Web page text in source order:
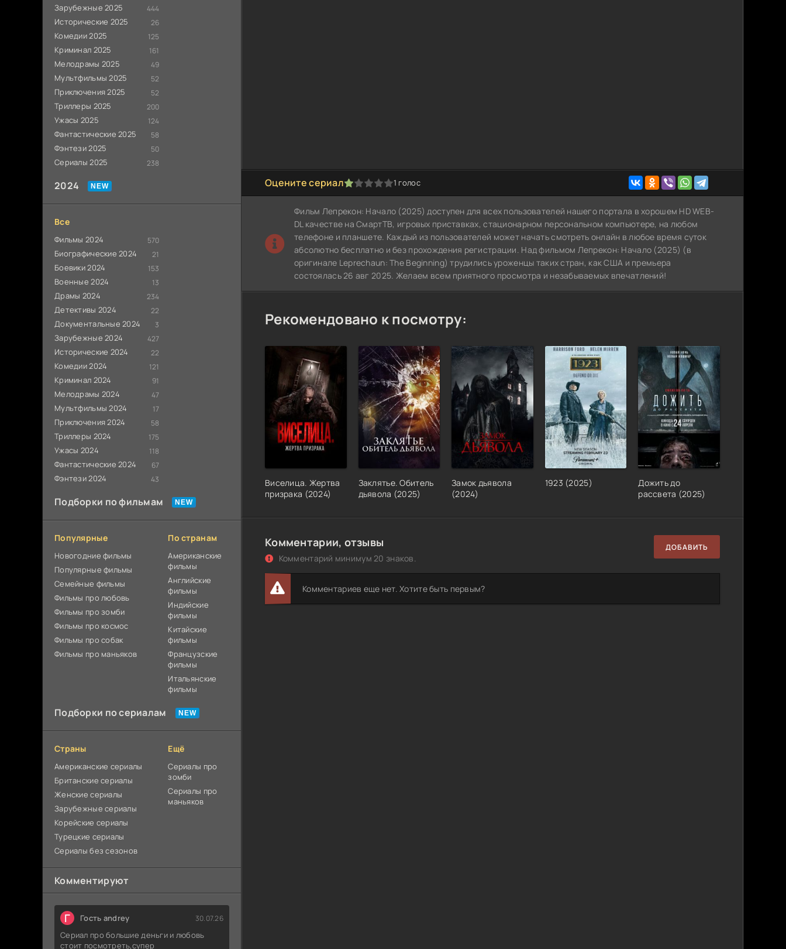
Зарубежные 2025 444
Исторические 2025 26
Комедии 2025 125
Криминал 2025 161
Мелодрамы 2025 49
Мультфильмы 2025 52
Приключения 2025 52
Триллеры 2025 200
Ужасы 2025 124
Фантастические 2025 58
Фэнтези 2025 50
Сериалы 2025 238
2024
Все
Фильмы 2024 570
Биографические 2024 21
Боевики 2024 153
Военные 2024 13
Драмы 2024 234
Детективы 2024 22
Документальные 2024 3
Зарубежные 2024 427
Исторические 2024 22
Комедии 2024 121
Криминал 2024 91
Мелодрамы 2024 47
Мультфильмы 2024 17
Приключения 2024 58
Триллеры 2024 175
Ужасы 2024 118
Фантастические 2024 67
Фэнтези 2024 43
Подборки по фильмам
Популярные
Новогодние фильмы
Популярные фильмы
Cемейные фильмы
Фильмы про любовь
Фильмы про зомби
Фильмы про космос
Фильмы про собак
Фильмы про маньяков
По странам
Американские
фильмы
Английские
фильмы
Индийские
фильмы
Китайские
фильмы
Французские
фильмы
Итальянские
фильмы
Подборки по сериалам
Страны
Американские сериалы
Британские сериалы
Женские сериалы
Зарубежные сериалы
Корейские сериалы
Турецкие сериалы
Сериалы без сезонов
Ещё
Сериалы про
зомби
Сериалы про
маньяков
Комментируют
Г Гость andrey 30.07.26
Сериал про большие деньги и любовь
стоит посмотреть,супер
Оцените сериал
1 2 3 4 5 1 голос
Фильм Лепрекон: Начало (2025) доступен для всех пользователей нашего портала в хорошем HD WEB-
DL качестве на СмартТВ, игровых приставках, стационарном персональном компьютере, на любом
телефоне и планшете. Каждый из пользователей может начать смотреть онлайн в любое время суток
абсолютно бесплатно и без прохождения регистрации. Над фильмом Лепрекон: Начало (2025) (в
оригинале Leprechaun: The Beginning) трудились уроженцы таких стран, как США и премьера
состоялась 26 авг 2025. Желаем всем приятного просмотра и незабываемых впечатлений!
Рекомендовано к посмотру:
Виселица. Жертва
призрака (2024)
Заклятье. Обитель
дьявола (2025)
Замок дьявола
(2024)
1923 (2025)
Дожить до
рассвета (2025)
Комментарии, отзывы
Комментарий минимум 20 знаков.
ДОБАВИТЬ
Комментариев еще нет. Хотите быть первым?